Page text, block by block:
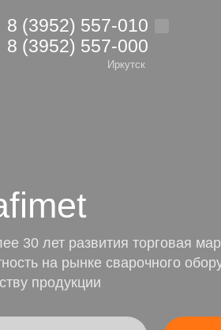
8 (3952) 557-010
8 (3952) 557-000
Иркутск
30 лет развития торговая
на рынке сварочного
продукции